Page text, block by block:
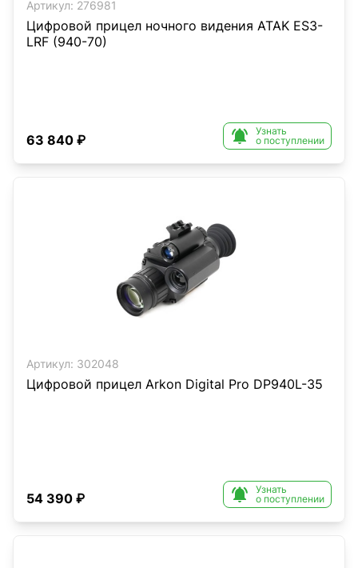
Артикул: 276981
Цифровой прицел ночного видения ATAK ES3-
LRF (940-70)
63 840 ₽ 
Узнать
о поступлении
Артикул: 302048
Цифровой прицел Arkon Digital Pro DP940L-35
54 390 ₽ 
Узнать
о поступлении